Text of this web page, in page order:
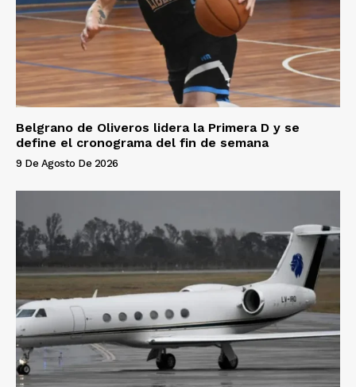
Belgrano de Oliveros lidera la Primera D y se
define el cronograma del fin de semana
9 De Agosto De 2026